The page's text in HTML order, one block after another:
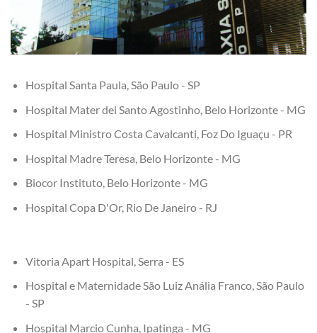
Hospital Santa Paula, São Paulo - SP
Hospital Mater dei Santo Agostinho, Belo Horizonte - MG
Hospital Ministro Costa Cavalcanti, Foz Do Iguaçu - PR
Hospital Madre Teresa, Belo Horizonte - MG
Biocor Instituto, Belo Horizonte - MG
Hospital Copa D'Or, Rio De Janeiro - RJ
Vitoria Apart Hospital, Serra - ES
Hospital e Maternidade São Luiz Anália Franco, São Paulo
- SP
Hospital Marcio Cunha, Ipatinga - MG